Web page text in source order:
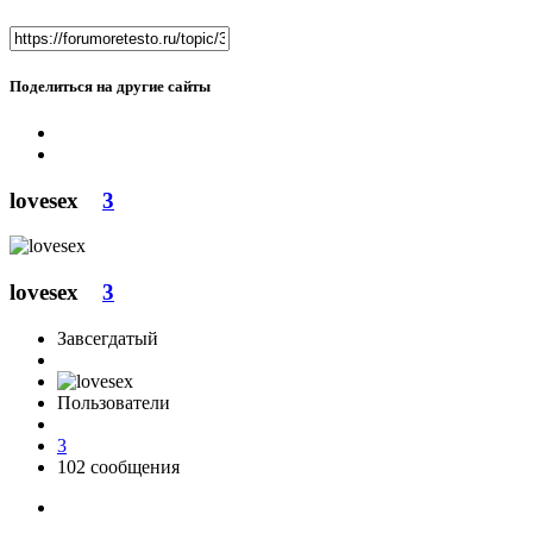
Поделиться на другие сайты
lovesex 3
lovesex 3
Завсегдатый
Пользователи
3
102 сообщения